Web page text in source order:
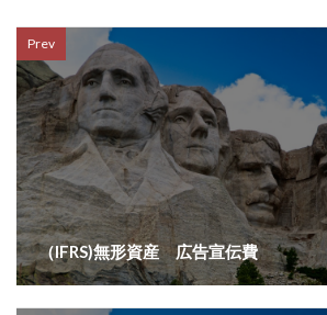
Prev
（IFRS)無形資産 広告宣伝費